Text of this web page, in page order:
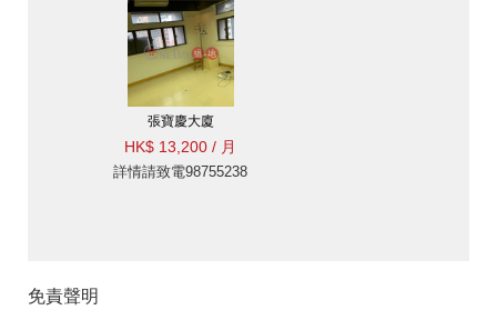
張寶慶大廈
HK$ 13,200 / 月
詳情請致電98755238
免責聲明